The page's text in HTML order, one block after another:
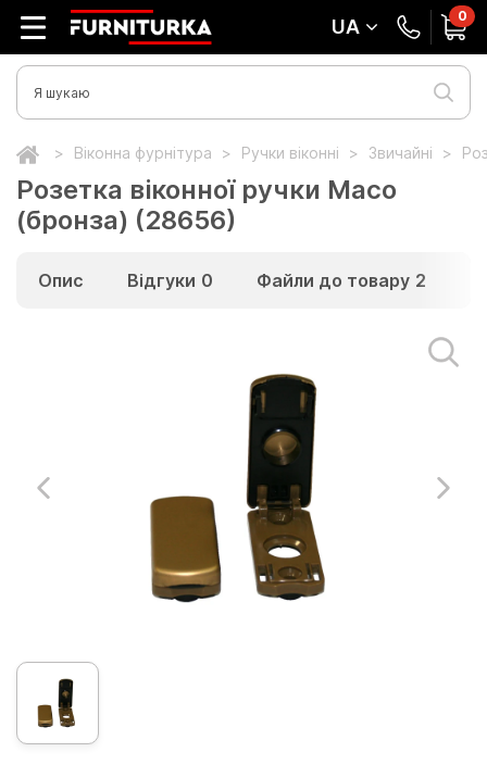
UA 0
Віконна фурнітура Ручки віконні Звичайні
Розетка віконної ручки Масо
(бронза) (28656)
Опис Відгуки 0 Файли до товару 2